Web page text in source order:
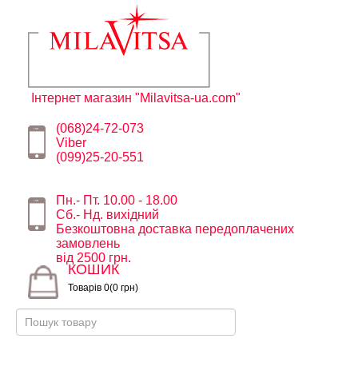
Інтернет магазин "Milavitsa-ua.com"
(068)24-72-073
Viber
(099)25-20-551
Пн.- Пт. 10.00 - 18.00
Сб.- Нд. вихідний
Безкоштовна доставка передоплачених
замовлень
від 2500 грн.
КОШИК
Товарів 0(0 грн)